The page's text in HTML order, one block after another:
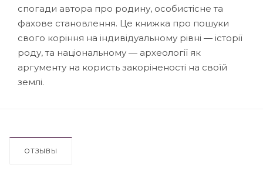
спогади автора про родину, особистісне та
фахове становлення. Це книжка про пошуки
свого коріння на індивідуальному рівні — історії
роду, та національному — археології як
аргументу на користь закоріненості на своїй
землі.
ОТЗЫВЫ